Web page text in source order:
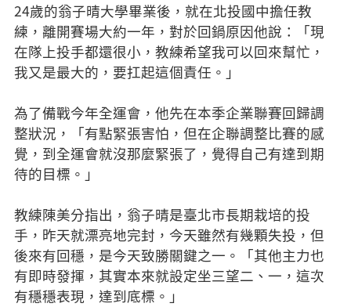
24歲的翁子晴大學畢業後，就在北投國中擔任教
練，離開賽場大約一年，對於回鍋原因他說：「現
在隊上投手都還很小，教練希望我可以回來幫忙，
我又是最大的，要扛起這個責任。」
為了備戰今年全運會，他先在本季企業聯賽回歸調
整狀況，「有點緊張害怕，但在企聯調整比賽的感
覺，到全運會就沒那麼緊張了，覺得自己有達到期
待的目標。」
教練陳美分指出，翁子晴是臺北市長期栽培的投
手，昨天就漂亮地完封，今天雖然有幾顆失投，但
後來有回穩，是今天致勝關鍵之一。「其他主力也
有即時發揮，其實本來就設定坐三望二、一，這次
有穩穩表現，達到底標。」